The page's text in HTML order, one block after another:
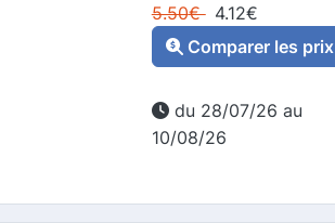
5.50€ 4.12€
Comparer les prix
du 28/07/26 au
10/08/26